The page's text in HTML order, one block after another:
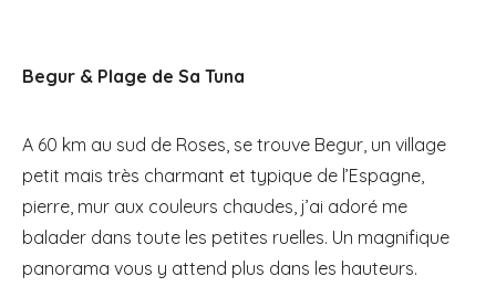
Begur & Plage de Sa Tuna
A 60 km au sud de Roses, se trouve Begur, un village
petit mais très charmant et typique de l’Espagne,
pierre, mur aux couleurs chaudes, j’ai adoré me
balader dans toute les petites ruelles. Un magnifique
panorama vous y attend plus dans les hauteurs.